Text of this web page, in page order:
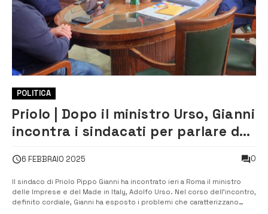
POLITICA
Priolo | Dopo il ministro Urso, Gianni
incontra i sindacati per parlare del
6 FEBBRAIO 2025 0
Il sindaco di Priolo Pippo Gianni ha incontrato ieri a Roma il ministro
delle Imprese e del Made in Italy, Adolfo Urso. Nel corso dell’incontro,
definito cordiale, Gianni ha esposto i problemi che caratterizzano